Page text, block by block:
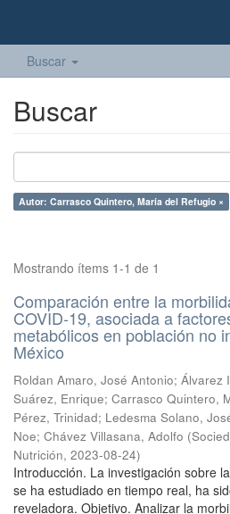
Buscar
Buscar
Autor: Carrasco Quintero, María del Refugio ×
Mostrando ítems 1-1 de 1
Comparación entre la
COVID-19, asociada a
metabólicos en población no
México
Roldan Amaro, José Antonio; Álvarez
Suárez, Enrique; Carrasco Quintero,
Pérez, Trinidad; Ledesma Solano,
Noe; Chávez Villasana, Adolfo (
Nutrición, 2023-08-24)
Introducción. La investigación sobre
se ha estudiado en tiempo real, ha
reveladora. Objetivo. Analizar la